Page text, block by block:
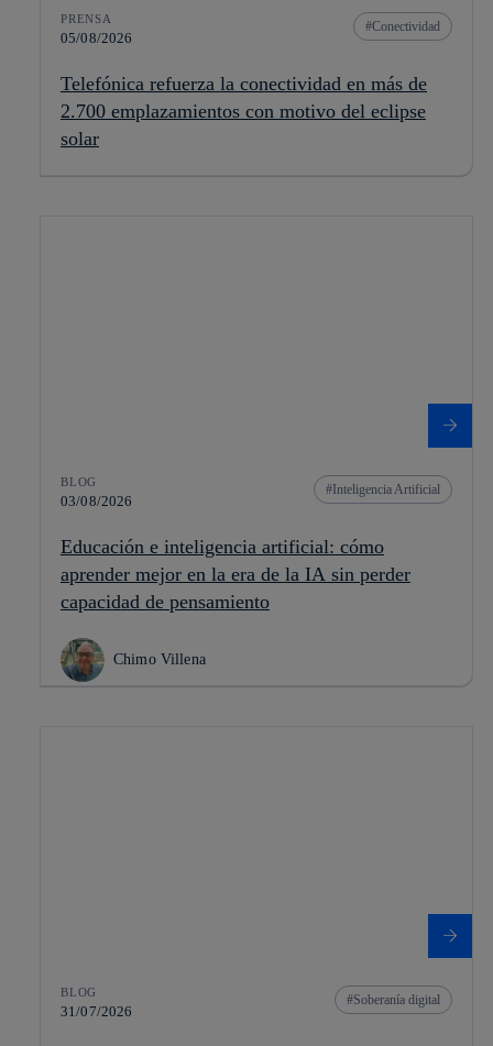
PRENSA
05/08/2026
Conectividad
Telefónica refuerza la conectividad en más de
2.700 emplazamientos con motivo del eclipse
solar
BLOG
03/08/2026
Inteligencia Artificial
Educación e inteligencia artificial: cómo
aprender mejor en la era de la IA sin perder
capacidad de pensamiento
Chimo Villena
BLOG
31/07/2026
Soberanía digital